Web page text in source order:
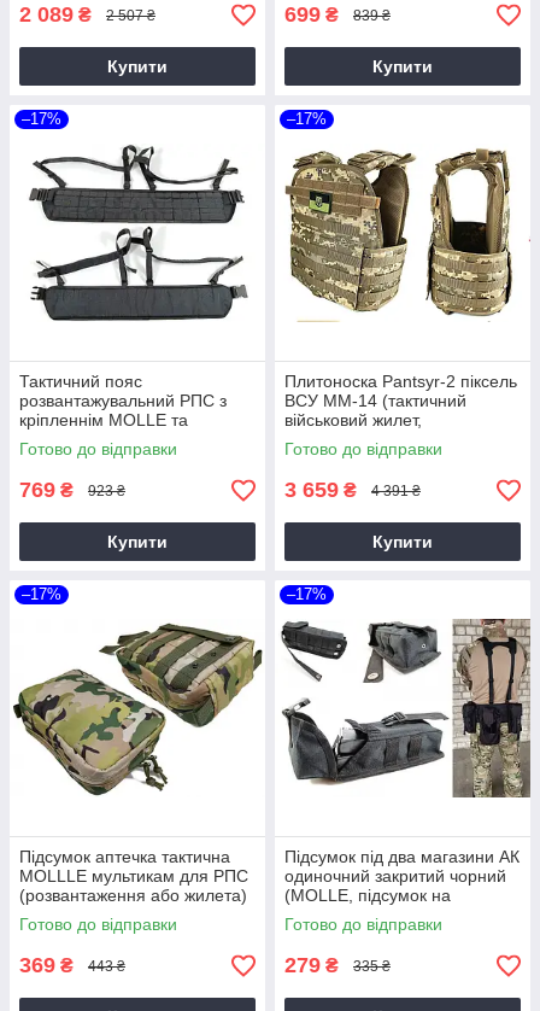
2 089 ₴ 2 507 ₴
Купити
699 ₴ 839 ₴
Купити
–17%
Тактичний пояс
розвантажувальний РПС з
кріпленнім MOLLE та
плечовими лямками чорний
без підсумків
Готово до відправки
769 ₴ 923 ₴
Купити
–17%
Плитоноска Pantsyr-2 піксель
ВСУ MM-14 (тактичний
військовий жилет,
бронежилет MOLLE)
Готово до відправки
3 659 ₴ 4 391 ₴
Купити
–17%
Підсумок аптечка тактична
MOLLLE мультикам для РПС
(розвантаження або жилета)
Готово до відправки
369 ₴ 443 ₴
–17%
Підсумок під два магазини АК
одиночний закритий чорний
(MOLLE, підсумок на
розвантаження, жилет, РПС)
Готово до відправки
279 ₴ 335 ₴